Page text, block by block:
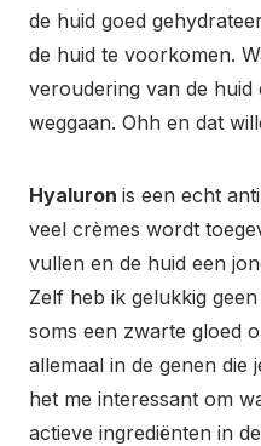
de huid goed
de huid te voorkomen.
veroudering van de huid
weggaan. Ohh en dat
Hyaluron is een echt
veel crèmes wordt
vullen en de huid een
Zelf heb ik gelukkig
soms een zwarte gloed
allemaal in de genen die
het me interessant om
actieve ingrediënten in